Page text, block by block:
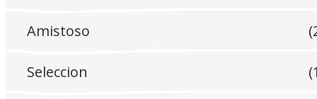
Amistoso
Seleccion